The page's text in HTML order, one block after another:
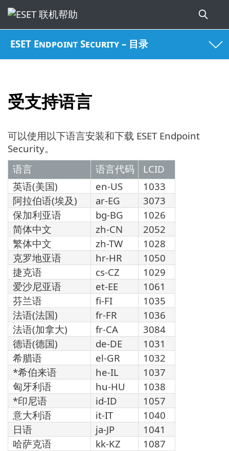
ESET Endpoint Security – 目录
受支持语言
可以使用以下语言安装和下载 ESET Endpoint
Security。
语言
语言代码
LCID
英语(美国)
en-US
1033
阿拉伯语(埃及)
ar-EG
3073
保加利亚语
bg-BG
1026
简体中文
zh-CN
2052
繁体中文
zh-TW
1028
克罗地亚语
hr-HR
1050
捷克语
cs-CZ
1029
爱沙尼亚语
et-EE
1061
芬兰语
fi-FI
1035
法语(法国)
fr-FR
1036
法语(加拿大)
fr-CA
3084
德语(德国)
de-DE
1031
希腊语
el-GR
1032
*希伯来语
he-IL
1037
匈牙利语
hu-HU
1038
*印尼语
id-ID
1057
意大利语
it-IT
1040
日语
ja-JP
1041
哈萨克语
kk-KZ
1087